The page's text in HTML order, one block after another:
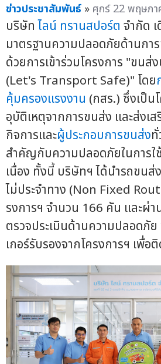
ข่าวประชาสัมพันธ์ » ศุกร์ 22 พฤษภ
บริษัทไลน์ ทรานสปอร์ต จำกัด
มาตรฐานความปลอดภัยด้านกา
ด้วยการเข้าร่วมโครงการ "ขน
(Let's Transport Safe)" โดย
คุ้มครองแรงงาน (กสร.) ซึ่งเป็
อุบัติเหตุจากการขนส่ง และส่งเ
กิจการและผู้ประกอบการขนส่ง
สำคัญกับความปลอดภัยในการใ
เนื่อง ทั้งนี้ บริษัทฯ ได้นำรถขนส่
ไม่ประจำทาง (Non Fixed
รงการฯ จำนวน 166 คัน และผ่
ตรวจประเมินด้านความปลอดภั
เกอร์รับรองจากโครงการฯ เพื่